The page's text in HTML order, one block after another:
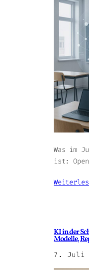
Was im
ist:
KI in der
Modelle,
7. Juli